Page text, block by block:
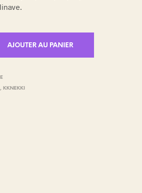
AJOUTER AU PANIER
, KKNEKKI